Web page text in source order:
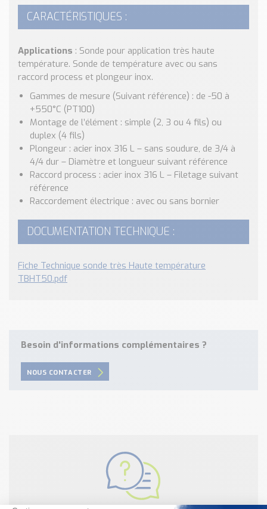
Nos Réalisations
Conseils et Actualités
brasseries
Contact & Devis
Devis, Tarifs, Renseignements techniques
CARACTÉRISTIQUES :
Applications : Sonde pour application très haute
température. Sonde de température avec ou sans
raccord process et plongeur inox.
Gammes de mesure (Suivant référence) : de -50 à
+550°C (PT100)
Montage de l’élément : simple (2, 3 ou 4 fils) ou
duplex (4 fils)
Plongeur : acier inox 316 L – sans soudure, de 3/4 à
4/4 dur – Diamètre et longueur suivant référence
Raccord process : acier inox 316 L – Filetage suivant
référence
Raccordement électrique : avec ou sans bornier
DOCUMENTATION TECHNIQUE :
Fiche Technique sonde très Haute température
TBHT50.pdf
Besoin d'informations complémentaires ?
NOUS CONTACTER